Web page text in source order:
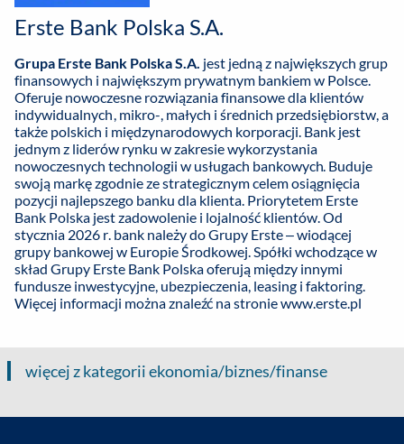
Erste Bank Polska S.A.
Grupa Erste Bank Polska S.A. jest jedną z największych grup
finansowych i największym prywatnym bankiem w Polsce.
Oferuje nowoczesne rozwiązania finansowe dla klientów
indywidualnych, mikro-, małych i średnich przedsiębiorstw, a
także polskich i międzynarodowych korporacji. Bank jest
jednym z liderów rynku w zakresie wykorzystania
nowoczesnych technologii w usługach bankowych. Buduje
swoją markę zgodnie ze strategicznym celem osiągnięcia
pozycji najlepszego banku dla klienta. Priorytetem Erste
Bank Polska jest zadowolenie i lojalność klientów. Od
stycznia 2026 r. bank należy do Grupy Erste – wiodącej
grupy bankowej w Europie Środkowej. Spółki wchodzące w
skład Grupy Erste Bank Polska oferują między innymi
fundusze inwestycyjne, ubezpieczenia, leasing i faktoring.
Więcej informacji można znaleźć na stroniewww.erste.pl
więcej z kategorii ekonomia/biznes/finanse